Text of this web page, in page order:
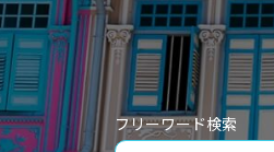
フリーワード検索